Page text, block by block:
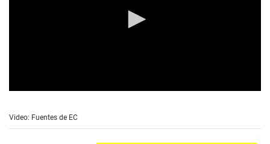
e
Video: Fuentes de EC